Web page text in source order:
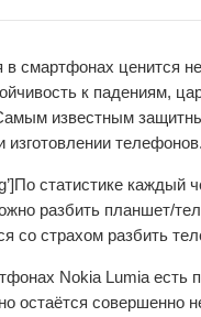
смартфонах ценится
к падениям,
известным
изготовлении
статистике каждый
разбить планшет/
со страхом разбить
Nokia Lumia есть
остаётся совершенно